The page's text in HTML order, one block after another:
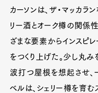
カーソンは、ザ・マッカ
リー酒とオーク樽の関係
ざまな要素からインスピ
をつくり上げた。少し丸
波打つ屋根を想起させ、
ベルは、シェリー樽を育む